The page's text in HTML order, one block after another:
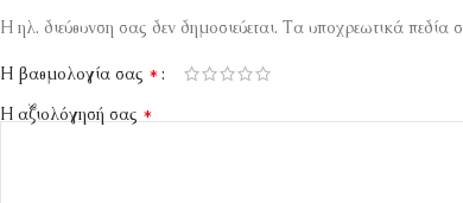
Η ηλ. διεύθυνση σας δεν δημοσιεύεται. Τα υποχρεωτικά πεδία
Η βαθμολογία σας *
Η αξιολόγησή σας *